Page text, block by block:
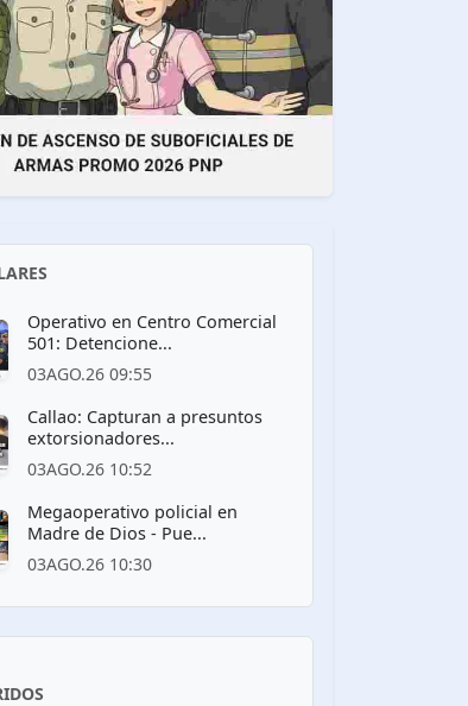
Operativo en Centro Comercial
501: Detencione...
03AGO.26 09:55
Callao: Capturan a presuntos
extorsionadores...
03AGO.26 10:52
Megaoperativo policial en
Madre de Dios - Pue...
03AGO.26 10:30